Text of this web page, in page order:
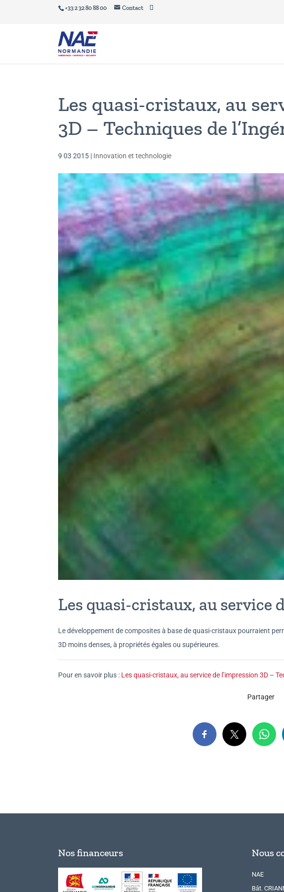
+33 2 32 80 88 00 Contact
Les quasi-cristaux, au
3D – Techniques de
9 03 2015 | Innovation et technologie
Les quasi-cristaux, au service
Le développement de composites à base de quasi-cristaux pourraient
3D moins denses, à propriétés égales ou supérieures.
Pour en savoir plus : Les quasi-cristaux, au service de l’impression 3D –
Partager
Nos financeurs Nous
NAE
Bât.